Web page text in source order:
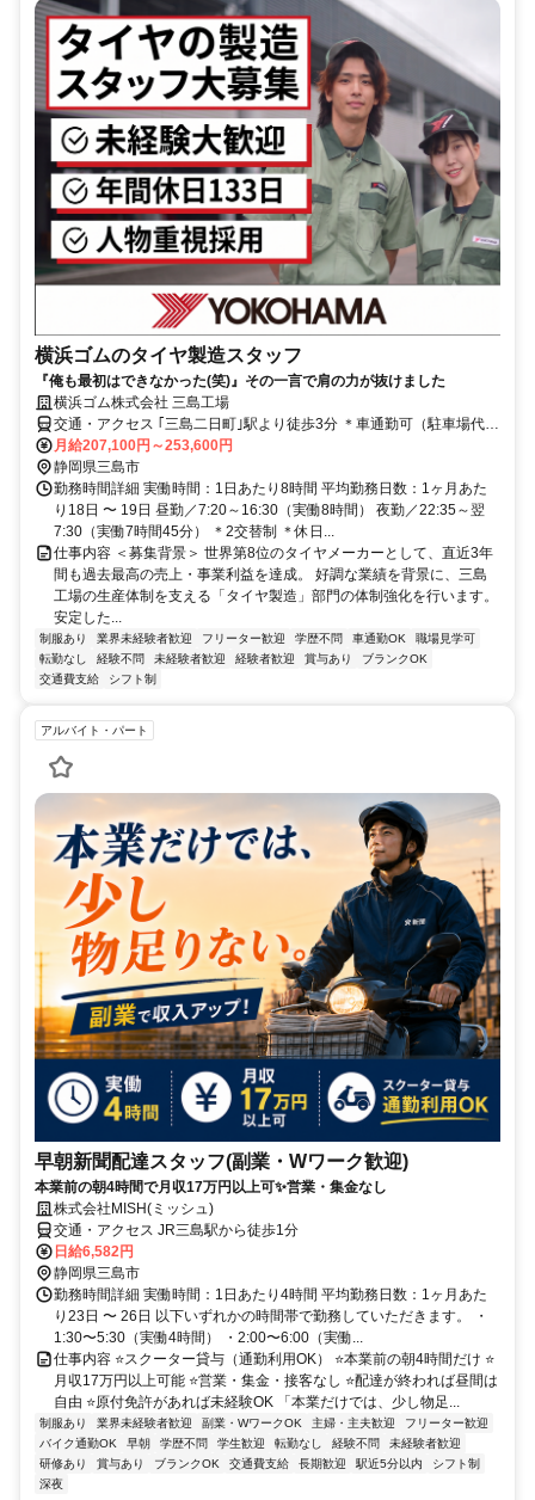
横浜ゴムのタイヤ製造スタッフ
『俺も最初はできなかった(笑)』その一言で肩の力が抜けました
横浜ゴム株式会社 三島工場
交通・アクセス ｢三島二日町｣駅より徒歩3分 ＊車通勤可（駐車場代無
料）
月給207,100円～253,600円
静岡県三島市
勤務時間詳細 実働時間：1日あたり8時間 平均勤務日数：1ヶ月あた
り18日 〜 19日 昼勤／7:20～16:30（実働8時間） 夜勤／22:35～翌
7:30（実働7時間45分） ＊2交替制 ＊休日...
仕事内容 ＜募集背景＞ 世界第8位のタイヤメーカーとして、直近3年
間も過去最高の売上・事業利益を達成。 好調な業績を背景に、三島
工場の生産体制を支える「タイヤ製造」部門の体制強化を行います。
安定した...
制服あり 業界未経験者歓迎 フリーター歓迎 学歴不問 車通勤OK
職場見学可
転勤なし
経験不問 未経験者歓迎 経験者歓迎 賞与あり
ブランクOK
交通費支給
シフト制
アルバイト・パート
早朝新聞配達スタッフ(副業・Wワーク歓迎)
本業前の朝4時間で月収17万円以上可✨営業・集金なし
株式会社MISH(ミッシュ)
交通・アクセス JR三島駅から徒歩1分
日給6,582円
静岡県三島市
勤務時間詳細 実働時間：1日あたり4時間 平均勤務日数：1ヶ月あた
り23日 〜 26日 以下いずれかの時間帯で勤務していただきます。 ・
1:30〜5:30（実働4時間） ・2:00〜6:00（実働...
仕事内容 ⭐スクーター貸与（通勤利用OK） ⭐本業前の朝4時間だけ ⭐
月収17万円以上可能 ⭐営業・集金・接客なし ⭐配達が終われば昼間は
自由 ⭐原付免許があれば未経験OK 「本業だけでは、少し物足...
制服あり 業界未経験者歓迎 副業・WワークOK 主婦・主夫歓迎
フリーター歓迎
バイク通勤OK
早朝 学歴不問 学生歓迎 転勤なし 経験不問
未経験者歓迎
研修あり
賞与あり ブランクOK 交通費支給 長期歓迎 駅近5分以内
シフト制
深夜